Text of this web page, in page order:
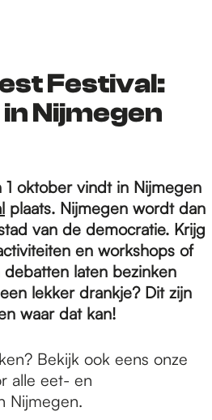
d
h
o
m
e
Festival:
Nijmegen
oktober vindt in Nijmegen
plaats. Nijmegen wordt dan
van de democratie. Krijg
en workshops of
laten bezinken
lekker drankje? Dit zijn
waar dat kan!
Bekijk ook eens onze
alle eet- en
Nijmegen.